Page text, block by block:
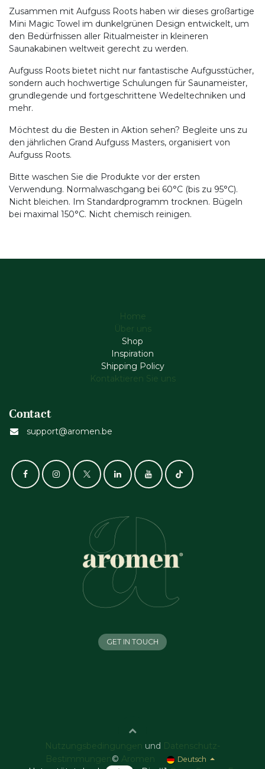
Zusammen mit Aufguss Roots haben wir dieses großartige
Mini Magic Towel im dunkelgrünen Design entwickelt, um
den Bedürfnissen aller Ritualmeister in kleineren
Saunakabinen weltweit gerecht zu werden.
Aufguss Roots bietet nicht nur fantastische Aufgusstücher,
sondern auch hochwertige Schulungen für Saunameister,
grundlegende und fortgeschrittene Wedeltechniken und
mehr.
Möchtest du die Besten in Aktion sehen? Begleite uns zu
den jährlichen Grand Aufguss Masters, organisiert von
Aufguss Roots.
Bitte waschen Sie die Produkte vor der ersten
Verwendung. Normalwaschgang bei 60°C (bis zu 95°C).
Nicht bleichen. Im Standardprogramm trocknen. Bügeln
bei maximal 150°C. Nicht chemisch reinigen.
Home
Über uns
Shop
Inspiration
Shipping Policy
Kontaktieren Sie uns
Contact
support@aromen.be
GET IN TOUCH
Nutzungsbedingungen und
Datenschutz-
Bestimmungen © Aromen Deutsch